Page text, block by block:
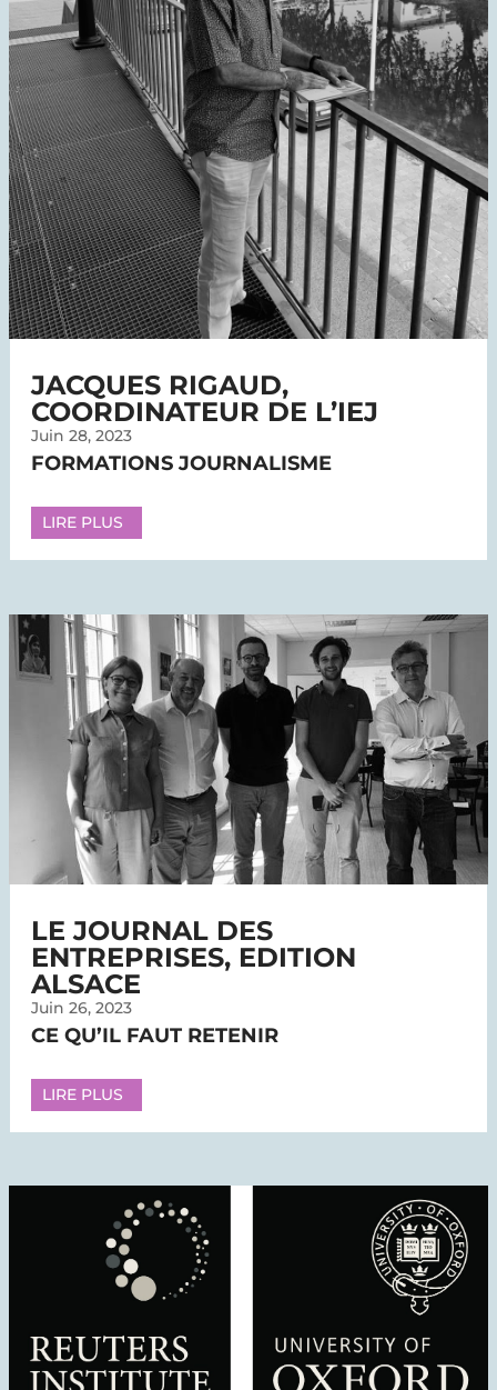
JACQUES RIGAUD,
COORDINATEUR DE L’IEJ
Juin 28, 2023
FORMATIONS JOURNALISME
LIRE PLUS
LE JOURNAL DES
ENTREPRISES, EDITION
ALSACE
Juin 26, 2023
CE QU’IL FAUT RETENIR
LIRE PLUS